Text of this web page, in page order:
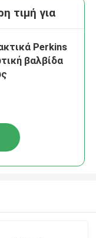
τιμή για
Perkins
βαλβίδα